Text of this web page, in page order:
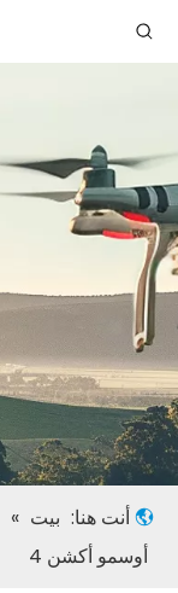
أنت هنا: بيت »
أوسمو أكشن 4